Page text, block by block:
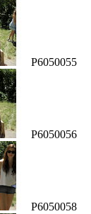
P6050055
P6050056
P6050058